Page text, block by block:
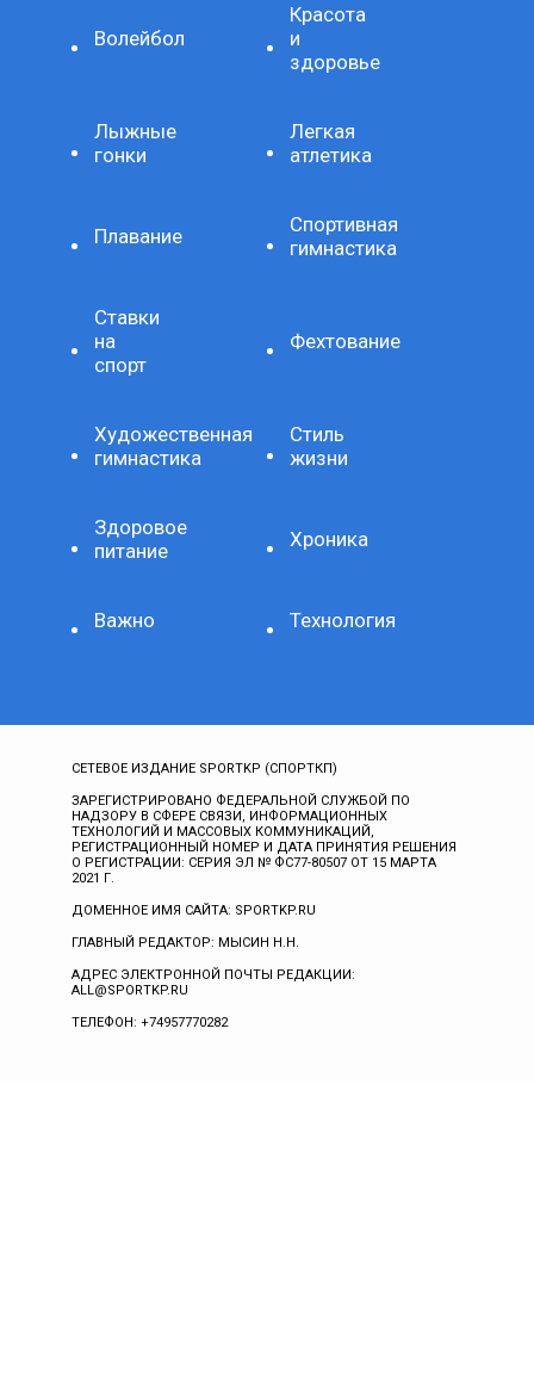
Волейбол
Красота
и
здоровье
Лыжные
гонки
Легкая
атлетика
Плавание
Спортивная
гимнастика
Ставки
на
спорт
Фехтование
Художественная
гимнастика
Стиль
жизни
Здоровое
питание
Хроника
Важно Технология
СЕТЕВОЕ ИЗДАНИЕ SPORTKP (СПОРТКП)
ЗАРЕГИСТРИРОВАНО ФЕДЕРАЛЬНОЙ СЛУЖБОЙ ПО
НАДЗОРУ В СФЕРЕ СВЯЗИ, ИНФОРМАЦИОННЫХ
ТЕХНОЛОГИЙ И МАССОВЫХ КОММУНИКАЦИЙ,
РЕГИСТРАЦИОННЫЙ НОМЕР И ДАТА ПРИНЯТИЯ РЕШЕНИЯ
О РЕГИСТРАЦИИ: СЕРИЯ ЭЛ № ФС77-80507 ОТ 15 МАРТА
2021 Г.
ДОМЕННОЕ ИМЯ САЙТА: SPORTKP.RU
ГЛАВНЫЙ РЕДАКТОР: МЫСИН Н.Н.
АДРЕС ЭЛЕКТРОННОЙ ПОЧТЫ РЕДАКЦИИ:
ALL@SPORTKP.RU
ТЕЛЕФОН: +74957770282